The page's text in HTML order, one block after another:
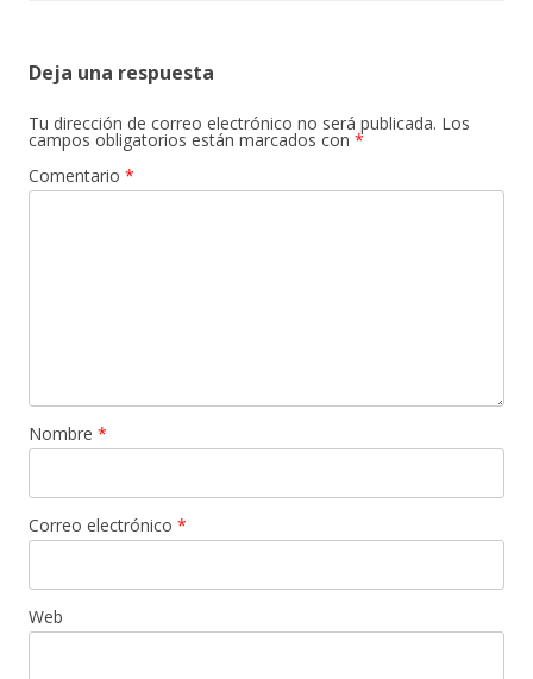
Deja una respuesta
Tu dirección de correo electrónico no será publicada. Los
campos obligatorios están marcados con *
Comentario *
Nombre *
Correo electrónico *
Web